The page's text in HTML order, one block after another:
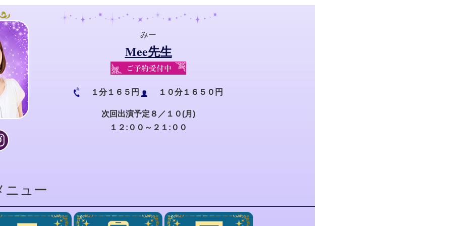
みー
Mee先生
１分１６５円 １０分１６５０円
次回出演予定８／１０(月)
１２:００～２１:００
ニュー